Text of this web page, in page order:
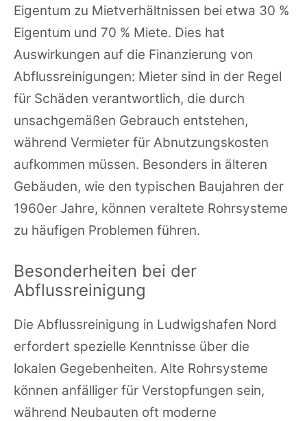
Eigentum zu Mietverhältnissen bei etwa 30 %
Eigentum und 70 % Miete. Dies hat
Auswirkungen auf die Finanzierung von
Abflussreinigungen: Mieter sind in der Regel
für Schäden verantwortlich, die durch
unsachgemäßen Gebrauch entstehen,
während Vermieter für Abnutzungskosten
aufkommen müssen. Besonders in älteren
Gebäuden, wie den typischen Baujahren der
1960er Jahre, können veraltete Rohrsysteme
zu häufigen Problemen führen.
Besonderheiten bei der
Abflussreinigung
Die Abflussreinigung in Ludwigshafen Nord
erfordert spezielle Kenntnisse über die
lokalen Gegebenheiten. Alte Rohrsysteme
können anfälliger für Verstopfungen sein,
während Neubauten oft moderne